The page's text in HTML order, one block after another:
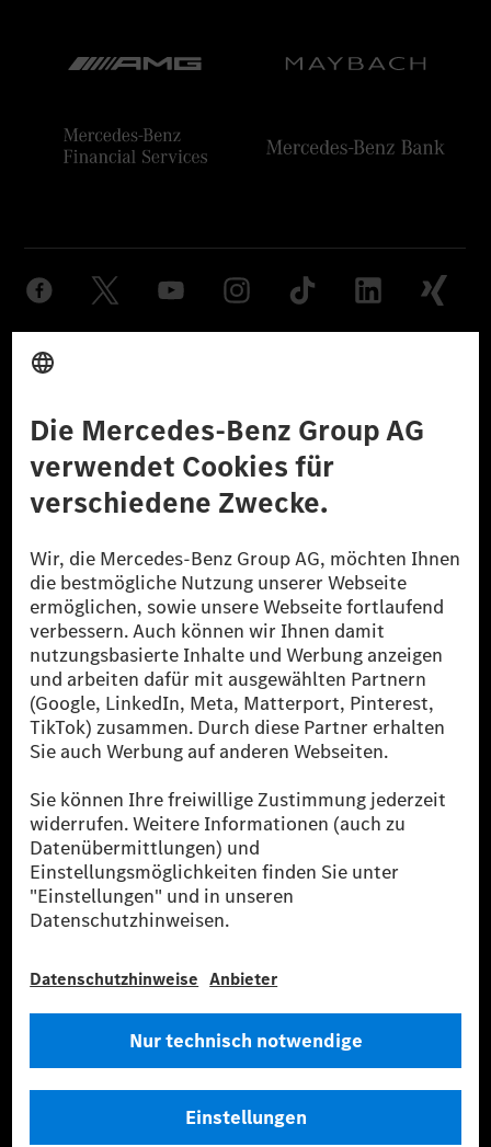
© 2026 Mercedes-Benz Group AG. Alle Rechte vorbehalten.
reduzierte CO₂-Emissionen bei der Mercedes-Benz Group durch
zertifizierte Ausgleichsprojekte kompensiert werden.
[2] Renewable Charging ist ein integraler Bestandteil von MB.CHARGE
Public in Europa, den USA, Kanada und China. Sofern an der jeweiligen
Ladestation noch kein Strom aus erneuerbaren Energien vorliegt,
verwendet Renewable Charging Grünstromzertifikate*. Diese stellen
sicher, dass für Ladevorgänge über MB.CHARGE Public eine äquivalente
Strommenge aus erneuerbaren Energien ins Stromnetz eingespeist wird.
Sie stammen ausschließlich aus Wind- und Solarkraftanlagen, die jünger
als sechs Jahre sind.
* Inkl. EKOenergy Ökolabel
* Die angegebenen Werte wurden nach dem vorgeschriebenen
Messverfahren WLTP (Worldwide harmonised Light vehicles Test
Procedure) ermittelt. Die angegebenen Spannweiten beziehen sich auf
den europäischen Markt. Der Energieverbrauch und der CO₂-Ausstoß
eines Pkw sind nicht nur von der effizienten Ausnutzung des Kraftstoffs
bzw. des Energieträgers durch den Pkw, sondern auch vom Fahrstil und
anderen nichttechnischen Faktoren abhängig.
** Der Stromverbrauch wurde auf der Grundlage der VO 692/2008/EG
Prüfverfahren“ ermittelt. Es liegen bislang weder bestätigte Werte von
einer amtlich anerkannten Prüforganisation noch eine EG-
Typgenehmigung noch eine Konformitätsbescheinigung mit amtlichen
Werten vor. Abweichungen zwischen den Angaben und den amtlichen